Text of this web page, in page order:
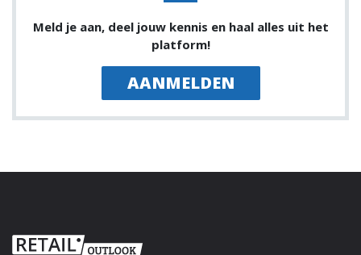
Meld je aan, deel jouw kennis en haal alles uit het
platform!
AANMELDEN